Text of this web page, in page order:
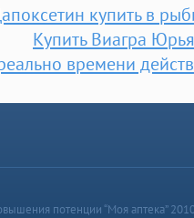
купить в
Купить Виагра Юрья
времени
потенции “Моя аптека”